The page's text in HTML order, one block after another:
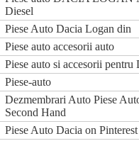
Diesel
Piese Auto Dacia Logan din
Piese auto accesorii auto
Piese auto si accesorii pentru
Piese-auto
Dezmembrari Auto Piese
Second Hand
Piese Auto Dacia on Pinterest